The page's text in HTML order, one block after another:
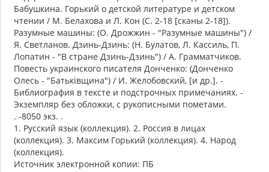
Бабушкина. Горький о детской литературе и детском
чтении / М. Белахова и Л. Кон (С. 2-18 [сканы 2-18]).
Разумные машины: (О. Дрожжин - "Разумные машины") /
Я. Светланов. Дзинь-Дзинь: (Н. Булатов, Л. Кассиль, П.
Лопатин - "В стране Дзинь-Дзинь") / А. Грамматчиков.
Повесть украинского писателя Донченко: (Донченко
Олесь - "Батькiвщина") / И. Желобовский, [и др.]. -
Библиография в тексте и подстрочных примечаниях. -
Экземпляр без обложки, с рукописными пометами.
. -8050 экз. .
1. Русский язык (коллекция). 2. Россия в лицах
(коллекция). 3. Максим Горький (коллекция). 4. Народ
(коллекция).
Источник электронной копии: ПБ